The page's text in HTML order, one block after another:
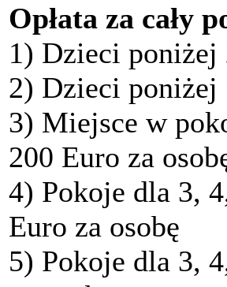
Opłata za cały
1) Dzieci poniżej
2) Dzieci poniżej
3) Miejsce w
200 Euro za
4) Pokoje dla 3,
Euro za osobę
5) Pokoje dla 3,